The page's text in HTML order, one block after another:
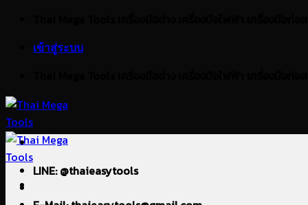
เข้าสู่ระบบ
LINE: @thaieasytools